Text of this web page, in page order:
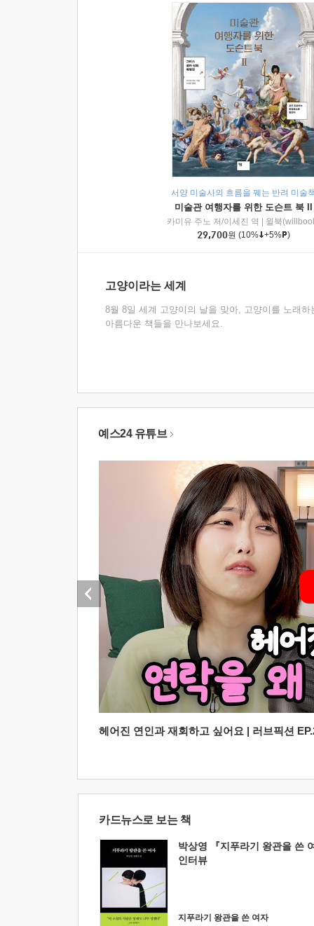
서양 미술사의 흐름을 꿰는 반려 미술
미술관 여행자를 위한 도슨트 북 II
카미유 주노 저/이세진 역
윌북
29,700원 (10% +5% )
고양이라는 세계
8월 8일 세계 고양이의 날을 맞아, 고양이를 노래하
아름다운 책들을 만나보세요.
예스24 유튜브
헤어진 연인과 재회하고 싶어요 | 러브픽션
카드뉴스로 보는 책
박상영 『지푸라기 왕관을 쓴
인터뷰
지푸라기 왕관을 쓴 여자